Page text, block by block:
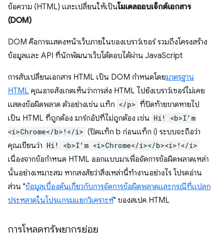
ข้อความ (HTML) และเปลี่ยนให้เป็นโมเดลออบเจ็กต์เอกสาร
(DOM)
DOM คือการแสดงหน้าเว็บภายในของเบราว์เซอร์ รวมถึงโครงสร้าง
ข้อมูลและ API ที่นักพัฒนาเว็บโต้ตอบได้ผ่าน JavaScript
การสับเปลี่ยนเอกสาร HTML เป็น DOM กำหนดโดยมาตรฐาน
HTML คุณอาจสังเกตเห็นว่าการส่ง HTML ไปยังเบราว์เซอร์ไม่เคย
แสดงข้อผิดพลาด ตัวอย่างเช่น แท็ก </p> ที่ปิดท้ายขาดหายไป
เป็น HTML ที่ถูกต้อง มาร์กอัปที่ไม่ถูกต้อง เช่น Hi! <b>I'm
<i>Chrome</b>!</i> (ปิดแท็ก b ก่อนแท็ก i) ระบบจะถือว่า
คุณเขียนว่า Hi! <b>I'm <i>Chrome</i></b><i>!</i>
เนื่องจากข้อกำหนด HTML ออกแบบมาเพื่อจัดการข้อผิดพลาดเหล่า
นั้นอย่างเหมาะสม หากสงสัยว่าสิ่งเหล่านี้ทำงานอย่างไร โปรดอ่าน
ส่วน "ข้อมูลเบื้องต้นเกี่ยวกับการจัดการข้อผิดพลาดและกรณีที่แปลก
ประหลาดในโปรแกรมแยกวิเคราะห์" ของสเปค HTML
การโหลดทรัพยากรย่อย